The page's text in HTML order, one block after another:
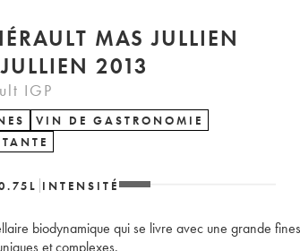
MAS JULLIEN
2013
IGP
VIN DE GASTRONOMIE
L INTENSITÉ
biodynamique qui se livre avec une grande
et complexes.